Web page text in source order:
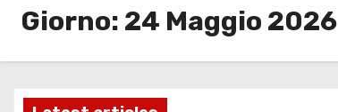
Giorno: 24 Maggio 2026